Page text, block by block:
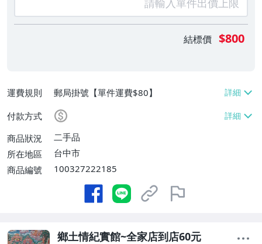
結標價 $800
運費規則
郵局掛號【單件運費$80】
付款方式
商品狀況
二手品
所在地區
台中市
商品編號
100327222185
鄉土情紀實館~全家店到店60元